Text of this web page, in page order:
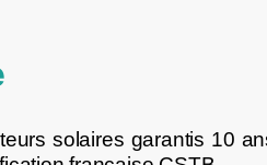
solaires garantis 10